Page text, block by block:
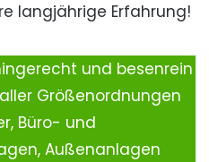
langjährige Erfahrung!
und besenrein
Größenordnungen
Büro- und
Außenanlagen